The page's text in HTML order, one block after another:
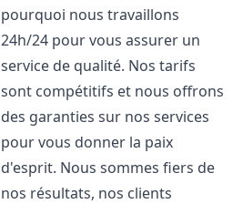
pourquoi nous travaillons
24h/24 pour vous assurer un
service de qualité. Nos tarifs
sont compétitifs et nous offrons
des garanties sur nos services
pour vous donner la paix
d'esprit. Nous sommes fiers de
nos résultats, nos clients